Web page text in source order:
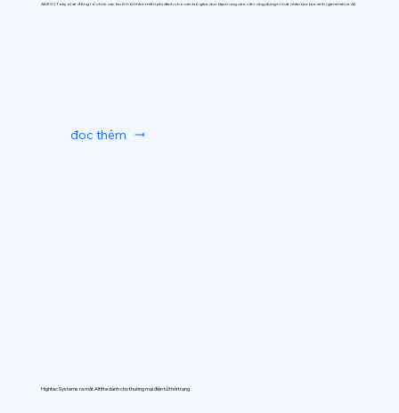
AIUEO (Tokyo) sẽ đồng tổ chức các buổi hội thảo miễn phí dành cho cán bộ giáo dục tập trung vào việc ứng dụng trí tuệ nhân tạo tạo sinh (generative AI)
đọc thêm
Hightec Systems ra mắt AIfitte dành cho thương mại điện tử thời trang